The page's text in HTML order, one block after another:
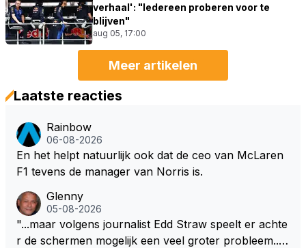
verhaal': "Iedereen proberen voor te
blijven"
aug 05, 17:00
Meer artikelen
Laatste reacties
Rainbow
06-08-2026
En het helpt natuurlijk ook dat de ceo van McLaren
F1 tevens de manager van Norris is.
Glenny
05-08-2026
"...maar volgens journalist Edd Straw speelt er achte
r de schermen mogelijk een veel groter probleem..."